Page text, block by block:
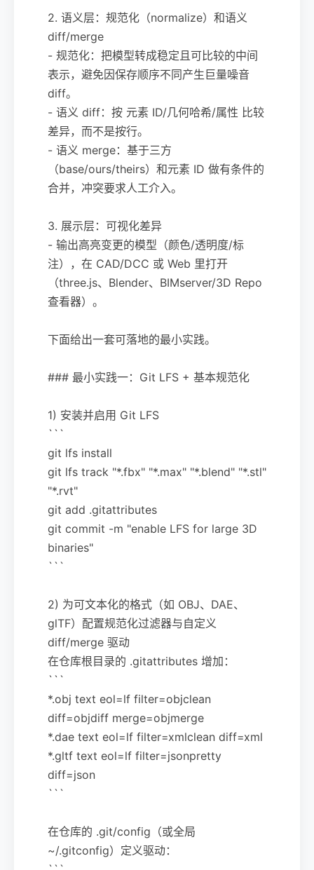
2. 语义层：规范化（normalize）和语义
diff/merge
- 规范化：把模型转成稳定且可比较的中间
表示，避免因保存顺序不同产生巨量噪音
diff。
- 语义 diff：按 元素 ID/几何哈希/属性 比较
差异，而不是按行。
- 语义 merge：基于三方
（base/ours/theirs）和元素 ID 做有条件的
合并，冲突要求人工介入。
3. 展示层：可视化差异
- 输出高亮变更的模型（颜色/透明度/标
注），在 CAD/DCC 或 Web 里打开
（three.js、Blender、BIMserver/3D Repo
查看器）。
下面给出一套可落地的最小实践。
### 最小实践一：Git LFS + 基本规范化
1) 安装并启用 Git LFS
```
git lfs install
git lfs track "*.fbx" "*.max" "*.blend" "*.stl"
"*.rvt"
git add .gitattributes
git commit -m "enable LFS for large 3D
binaries"
```
2) 为可文本化的格式（如 OBJ、DAE、
glTF）配置规范化过滤器与自定义
diff/merge 驱动
在仓库根目录的 .gitattributes 增加：
```
*.obj text eol=lf filter=objclean
diff=objdiff merge=objmerge
*.dae text eol=lf filter=xmlclean diff=xml
*.gltf text eol=lf filter=jsonpretty
diff=json
```
在仓库的 .git/config（或全局
~/.gitconfig）定义驱动：